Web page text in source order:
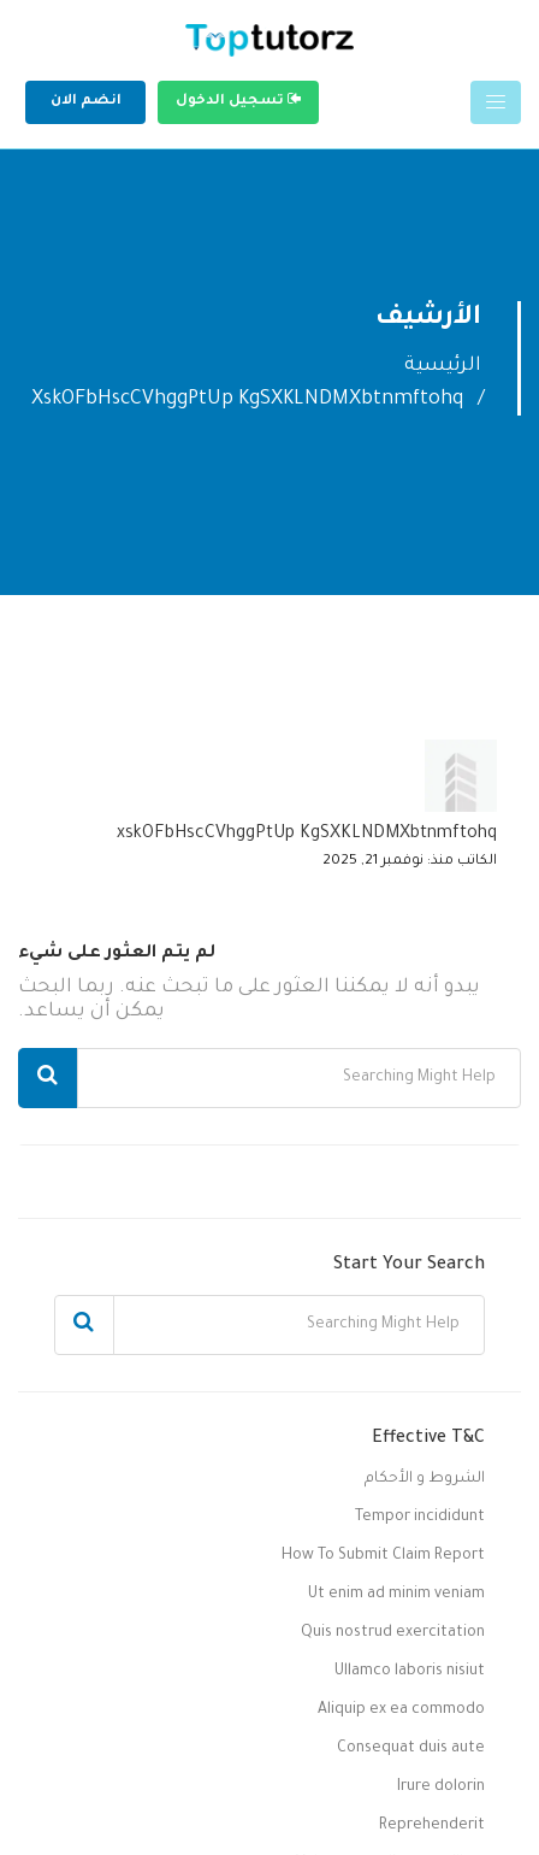
تسجيل الدخول انضم الان
الأرشيف
الرئيسية
XskOFbHscCVhggPtUp KgSXKLNDMXbtnmftohq
xskOFbHscCVhggPtUp KgSXKLNDMXbtnmftohq
الكاتب منذ: نوفمبر 21, 2025
لم يتم العثور على شيء
يبدو أنه لا يمكننا العثور على ما تبحث عنه. ربما البحث
يمكن أن يساعد.
Start Your Search
Effective T&C
الشروط و الأحكام
Tempor incididunt
How To Submit Claim Report
Ut enim ad minim veniam
Quis nostrud exercitation
Ullamco laboris nisiut
Aliquip ex ea commodo
Consequat duis aute
Irure dolorin
Reprehenderit